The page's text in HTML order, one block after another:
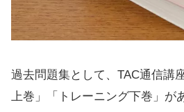
過去問題集として、TAC通信講
上巻」「トレーニング下巻」が